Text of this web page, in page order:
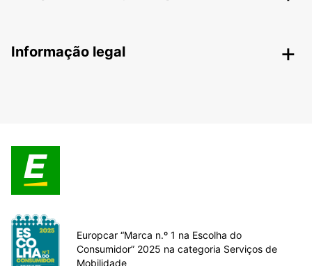
Informação legal
Europcar “Marca n.º 1 na Escolha do
Consumidor” 2025 na categoria Serviços de
Mobilidade